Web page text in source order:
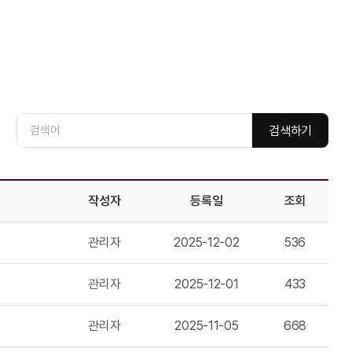
검색하기
작성자 등록일 조회
관리자 2025-12-02 536
관리자 2025-12-01 433
관리자 2025-11-05 668